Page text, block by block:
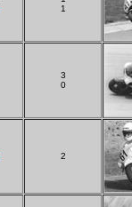
1
3
0
2